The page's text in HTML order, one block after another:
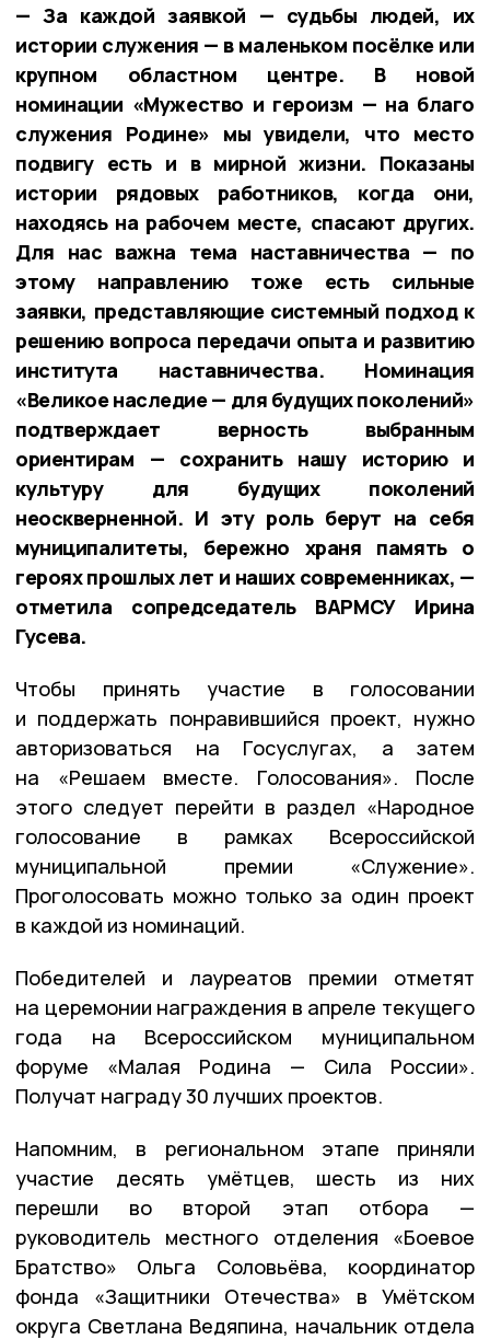
— За каждой заявкой — судьбы людей, их
истории служения — в маленьком посёлке или
крупном областном центре. В новой
номинации «Мужество и героизм — на благо
служения Родине» мы увидели, что место
подвигу есть и в мирной жизни. Показаны
истории рядовых работников, когда они,
находясь на рабочем месте, спасают других.
Для нас важна тема наставничества — по
этому направлению тоже есть сильные
заявки, представляющие системный подход к
решению вопроса передачи опыта и развитию
института наставничества. Номинация
«Великое наследие — для будущих поколений»
подтверждает верность выбранным
ориентирам — сохранить нашу историю и
культуру для будущих поколений
неоскверненной. И эту роль берут на себя
муниципалитеты, бережно храня память о
героях прошлых лет и наших современниках, —
отметила сопредседатель ВАРМСУ Ирина
Гусева.
Чтобы принять участие в голосовании
и поддержать понравившийся проект, нужно
авторизоваться на Госуслугах, а затем
на «Решаем вместе. Голосования». После
этого следует перейти в раздел «Народное
голосование в рамках Всероссийской
муниципальной премии «Служение».
Проголосовать можно только за один проект
в каждой из номинаций.
Победителей и лауреатов премии отметят
на церемонии награждения в апреле текущего
года на Всероссийском муниципальном
форуме «Малая Родина — Сила России».
Получат награду 30 лучших проектов.
Напомним, в региональном этапе приняли
участие десять умётцев, шесть из них
перешли во второй этап отбора —
руководитель местного отделения «Боевое
Братство» Ольга Соловьёва, координатор
фонда «Защитники Отечества» в Умётском
округа Светлана Ведяпина, начальник отдела